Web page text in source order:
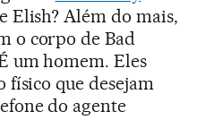
Elish? Além do mais,
o corpo de Bad
um homem. Eles
que desejam
do agente